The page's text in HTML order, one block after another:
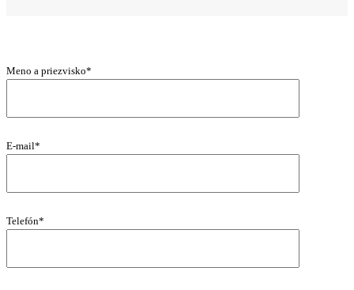
Meno a priezvisko*
E-mail*
Telefón*